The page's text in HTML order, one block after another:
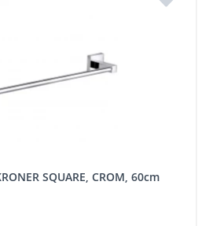
SQUARE, CROM, 60cm